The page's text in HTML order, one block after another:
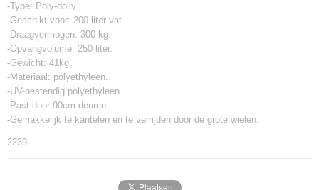
-Type: Poly-dolly.
-Geschikt voor: 200 liter vat.
-Draagvermogen: 300 kg.
-Opvangvolume: 250 liter.
-Gewicht: 41kg.
-Materiaal: polyethyleen.
-UV-bestendig polyethyleen.
-Past door 90cm deuren .
-Gemakkelijk te kantelen en te verrijden door de grote wielen.
2239